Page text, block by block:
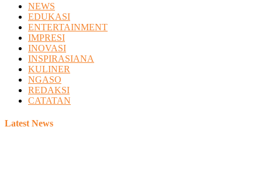
NEWS
EDUKASI
ENTERTAINMENT
IMPRESI
INOVASI
INSPIRASIANA
KULINER
NGASO
REDAKSI
CATATAN
Latest News